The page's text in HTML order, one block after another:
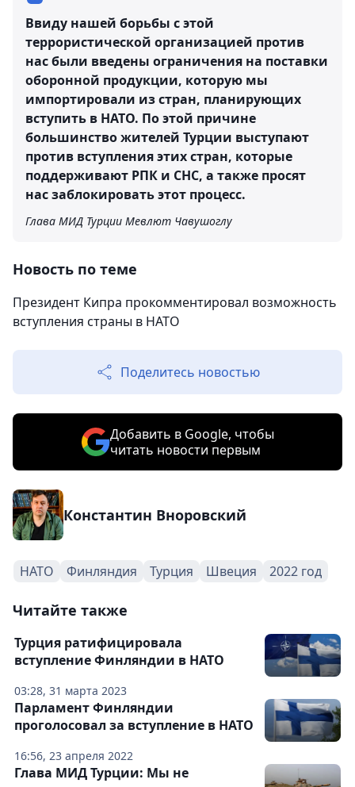
Ввиду нашей борьбы с этой
террористической организацией против
нас были введены ограничения на поставки
оборонной продукции, которую мы
импортировали из стран, планирующих
вступить в НАТО. По этой причине
большинство жителей Турции выступают
против вступления этих стран, которые
поддерживают РПК и СНС, а также просят
нас заблокировать этот процесс.
Глава МИД Турции Мевлют Чавушоглу
Новость по теме
Президент Кипра прокомментировал возможность
вступления страны в НАТО
Поделитесь новостью
Добавить в Google, чтобы
читать новости первым
Константин Вноровский
НАТО Финляндия Турция Швеция 2022 год
Читайте также
03:28, 31 марта 2023
Турция ратифицировала
вступление Финляндии в НАТО
16:56, 23 апреля 2022
Парламент Финляндии
проголосовал за вступление в НАТО
Глава МИД Турции: Мы не